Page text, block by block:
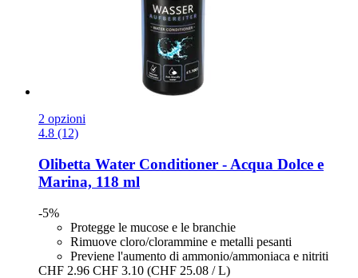
2 opzioni
4.8 (12)
Olibetta Water Conditioner -​ Acqua Dolce e
Marina, 118 ml
-5%
Protegge le mucose e le branchie
Rimuove cloro/clorammine e metalli pesanti
Previene l'aumento di ammonio/ammoniaca e nitriti
CHF 2.96 CHF 3.10 (CHF 25.08 / L)